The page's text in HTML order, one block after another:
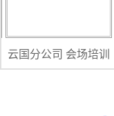
云国分公司 会场培训